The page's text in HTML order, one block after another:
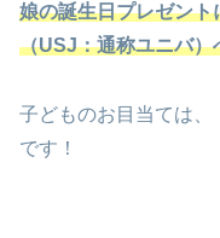
娘の誕生日プレゼン
（USJ：通称ユニバ）
子どものお目当ては、
です！